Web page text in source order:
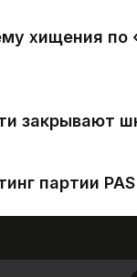
хищения по
закрывают
партии